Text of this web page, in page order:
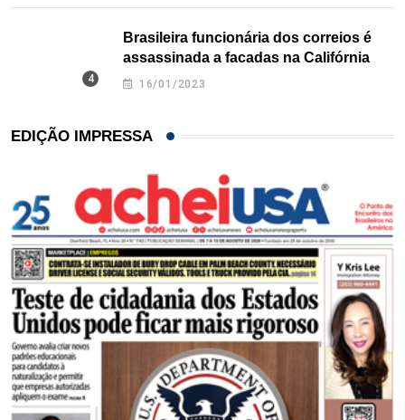
Brasileira funcionária dos correios é
assassinada a facadas na Califórnia
16/01/2023
EDIÇÃO IMPRESSA